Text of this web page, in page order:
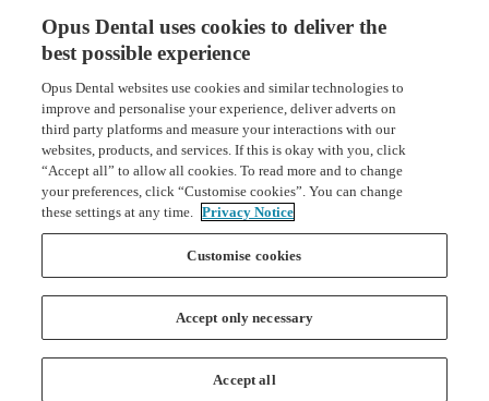
Opus Systemer AS
+47 66 77 60 40
Nye Vakåsvei 64, 1395 Hvalstad
Org. nr: 971 058 676
Forsiden
Varslingskanal
Opus Dental uses cookies to deliver the
best possible experience
Opus Dental websites use cookies and similar technologies to
improve and personalise your experience, deliver adverts on
third party platforms and measure your interactions with our
websites, products, and services. If this is okay with you, click
“Accept all” to allow all cookies. To read more and to change
your preferences, click “Customise cookies”. You can change
these settings at any time. Privacy Notice
Customise cookies
Accept only necessary
Accept all